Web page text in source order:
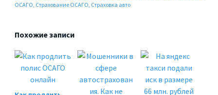
ОСАГО, Страхование ОСАГО, Страховка авто
Похожие записи